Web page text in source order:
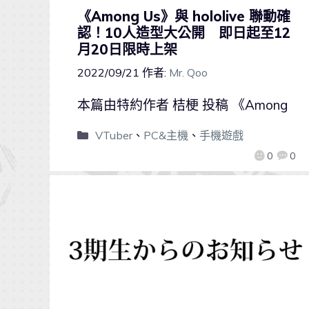
《Among Us》與 hololive 聯動確
認！10人造型大公開 即日起至12
月20日限時上架
2022/09/21 作者: Mr. Qoo
0 0
本篇由特約作者 桔梗 投稿 《Among
VTuber、 PC&主機 、 手機遊戲